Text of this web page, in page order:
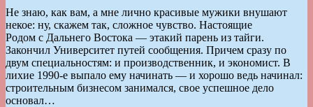
Не знаю, как вам, а мне лично красивые мужики внушают
некое: ну, скажем так, сложное чувство. Настоящие
Родом с Дальнего Востока — этакий парень из тайги.
Закончил Университет путей сообщения. Причем сразу по
двум специальностям: и производственник, и экономист. В
лихие 1990-е выпало ему начинать — и хорошо ведь начинал:
строительным бизнесом занимался, свое успешное дело
основал…